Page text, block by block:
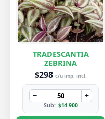
TRADESCANTIA
ZEBRINA
$298 c/u imp. incl.
− +
Sub: $14.900